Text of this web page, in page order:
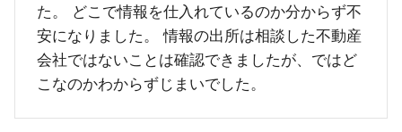
た。 どこで情報を仕入れているのか分からず不
安になりました。 情報の出所は相談した不動産
会社ではないことは確認できましたが、ではど
こなのかわからずじまいでした。